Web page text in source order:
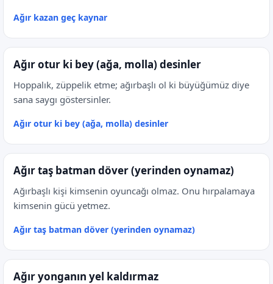
Ağır kazan geç kaynar
Ağır otur ki bey (ağa, molla) desinler
Hoppalık, züppelik etme; ağırbaşlı ol ki büyüğümüz diye
sana saygı göstersinler.
Ağır otur ki bey (ağa, molla) desinler
Ağır taş batman döver (yerinden oynamaz)
Ağırbaşlı kişi kimsenin oyuncağı olmaz. Onu hırpalamaya
kimsenin gücü yetmez.
Ağır taş batman döver (yerinden oynamaz)
Ağır yonganın yel kaldırmaz